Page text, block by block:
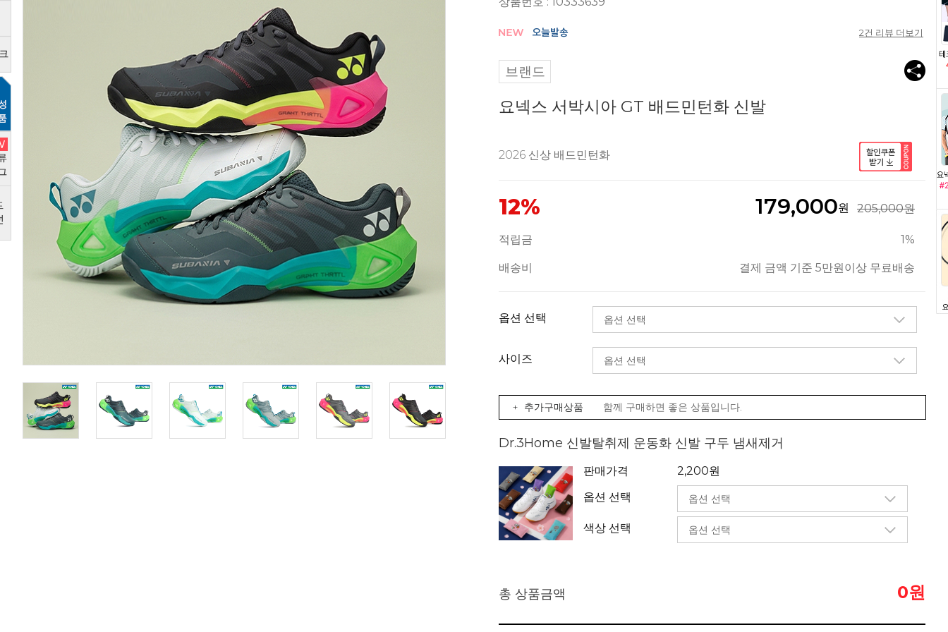
2건 리뷰 더보기
브랜드
요넥스 서박시아 GT 배드민턴화 신발
2026 신상 배드민턴화
12% 179,000원 205,000원
적립금 1%
배송비 결제 금액 기준 5만원이상 무료배송
옵션 선택
사이즈
+ 추가구매상품 함께 구매하면 좋은 상품입니다.
Dr.3Home 신발탈취제 운동화 신발 구두 냄새제거
판매가격
2,200원
옵션 선택
색상 선택
총 상품금액 0원